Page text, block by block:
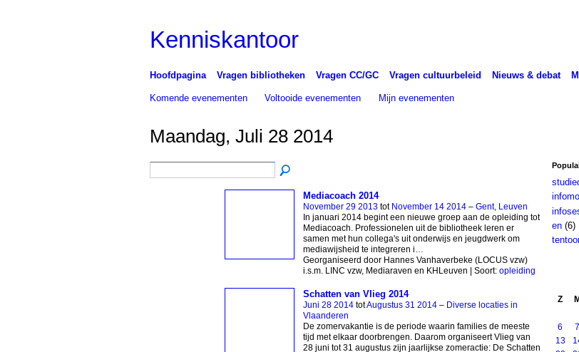
Kenniskantoor
Hoofdpagina Vragen bibliotheken Vragen CC/GC Vragen cultuurbeleid Nieuws & debat
Komende evenementen Voltooide evenementen Mijn evenementen
Maandag, Juli 28 2014
Mediacoach 2014
November 29 2013tot November 14 2014– Gent, Leuven
In januari 2014 begint een nieuwe groep aan de opleiding tot
Mediacoach. Professionelen uit de bibliotheek leren er
samen met hun collega's uit onderwijs en jeugdwerk om
mediawijsheid te integreren i…
Georganiseerd door Hannes Vanhaverbeke (LOCUS vzw)
i.s.m. LINC vzw, Mediaraven en KHLeuven | Soort: opleiding
Schatten van Vlieg 2014
Juni 28 2014totAugustus 31 2014– Diverse locaties in
Vlaanderen
De zomervakantie is de periode waarin families de meeste
tijd met elkaar doorbrengen. Daarom organiseert Vlieg van
28 juni tot 31 augustus zijn jaarlijkse zomeractie: De Schatten
en(6)
Z
M
6
7
13